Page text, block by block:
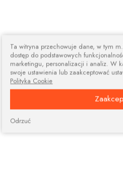
Ta witryna przechowuje dane, w tym
dostęp do podstawowych
marketingu, personalizacji i analiz. W
swoje ustawienia lub zaakceptować
Polityka Cookie
Odrzuć